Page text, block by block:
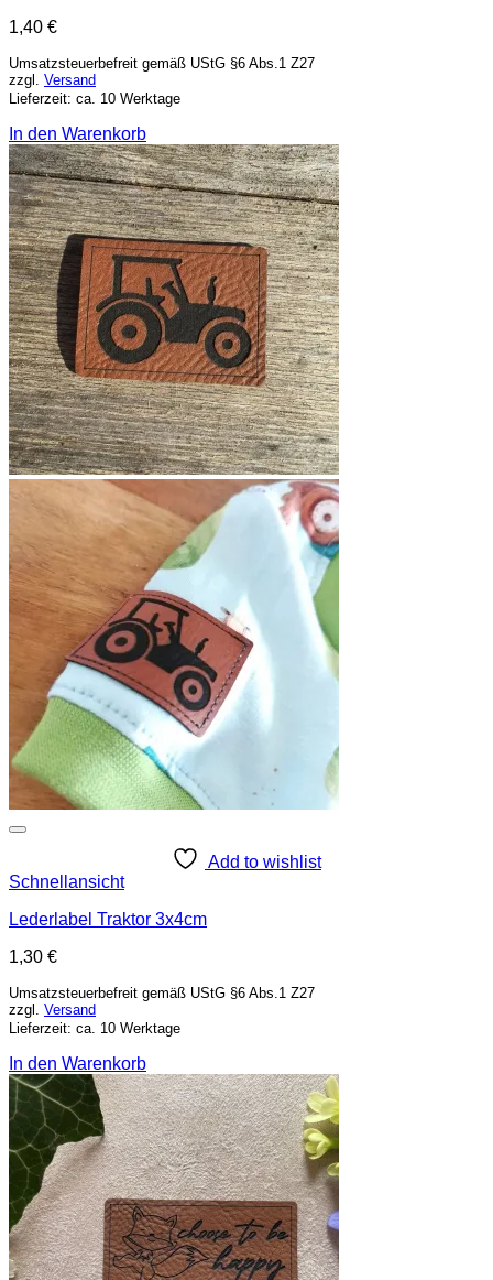
1,40 €
Umsatzsteuerbefreit gemäß UStG §6 Abs.1 Z27
zzgl. Versand
Lieferzeit: ca. 10 Werktage
In den Warenkorb
Add to wishlist
Schnellansicht
Lederlabel Traktor 3x4cm
1,30 €
Umsatzsteuerbefreit gemäß UStG §6 Abs.1 Z27
zzgl. Versand
Lieferzeit: ca. 10 Werktage
In den Warenkorb